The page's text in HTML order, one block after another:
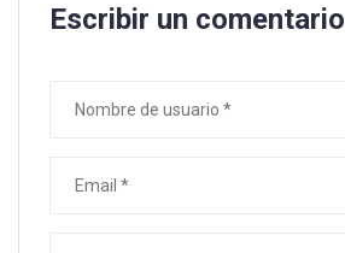
Escribir un comentario